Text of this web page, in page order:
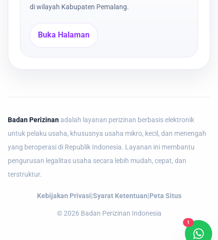
di wilayah Kabupaten Pemalang.
Buka Halaman
Badan Perizinan adalah layanan perizinan berbasis elektronik
untuk pelaku usaha, khususnya usaha mikro, kecil, dan menengah
yang beroperasi di Republik Indonesia. Layanan ini membantu
pengurusan legalitas usaha secara lebih mudah, cepat, dan
terstruktur.
Kebijakan Privasi|Syarat Ketentuan|Peta Situs
©2026 Badan Perizinan Indonesia
1